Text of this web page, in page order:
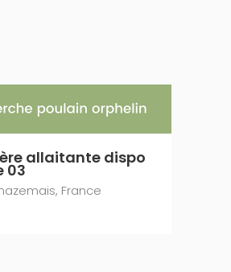
allaitante dispo
03
France
allaitante dispo
22
France